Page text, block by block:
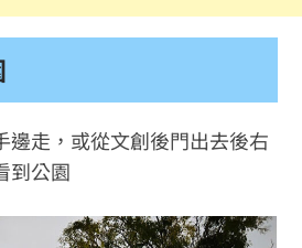
邊走，或從文創後門出去後右
到公園